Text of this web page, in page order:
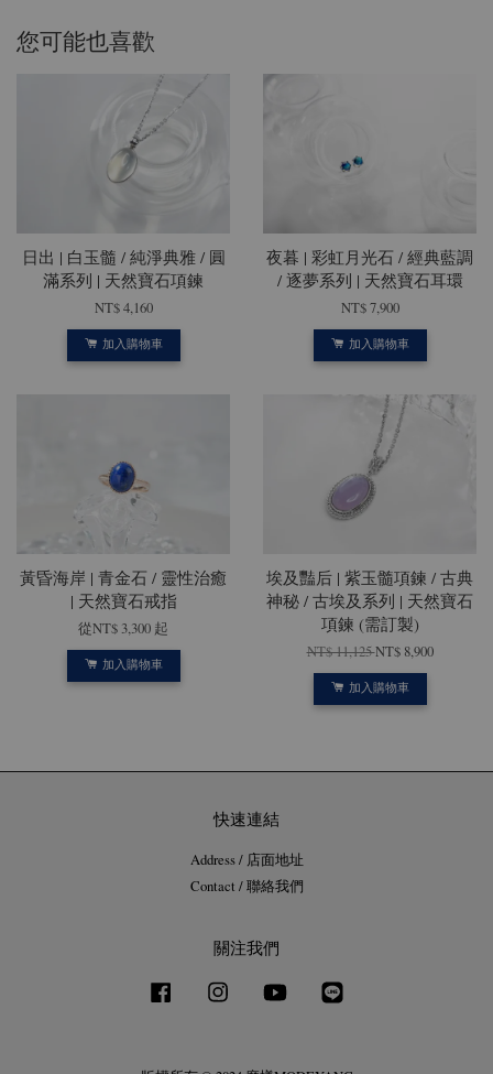
您可能也喜歡
日出 | 白玉髓 / 純淨典雅 / 圓
滿系列 | 天然寶石項鍊
NT$ 4,160
加入購物車
夜暮 | 彩虹月光石 / 經典藍調
/ 逐夢系列 | 天然寶石耳環
NT$ 7,900
加入購物車
黃昏海岸 | 青金石 / 靈性治癒
| 天然寶石戒指
從NT$ 3,300 起
加入購物車
埃及豔后 | 紫玉髓項鍊 / 古典
神秘 / 古埃及系列 | 天然寶石
項鍊 (需訂製)
NT$ 11,125NT$ 8,900
加入購物車
快速連結
Address / 店面地址
Contact / 聯絡我們
關注我們
Facebook Instagram YouTube